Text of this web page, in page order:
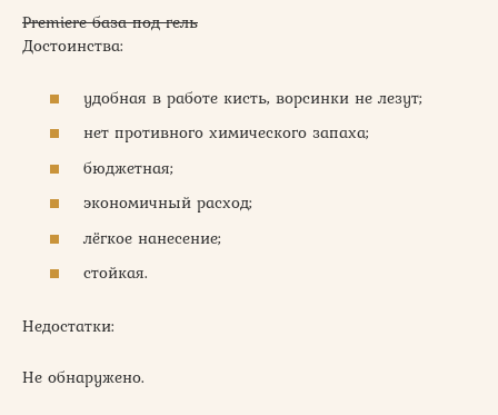
Premiere база под гель
Достоинства:
удобная в работе кисть, ворсинки не лезут;
нет противного химического запаха;
бюджетная;
экономичный расход;
лёгкое нанесение;
стойкая.
Недостатки:
Не обнаружено.